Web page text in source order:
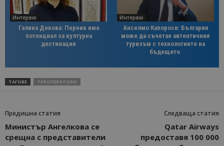
Интервю
Галина Декова: Перник има
потенциал за културна
дестинация
Интервю
Анселмо Капороси: България
може да съчетае автентичния
туризъм с технологиите на
бъдещето
ТАГОВЕ ТУРОПЕРАТОРИ
Предишна статия
Министър Ангелкова се
срещна с представители
Следваща статия
Qatar Airways
предоставя 100 000